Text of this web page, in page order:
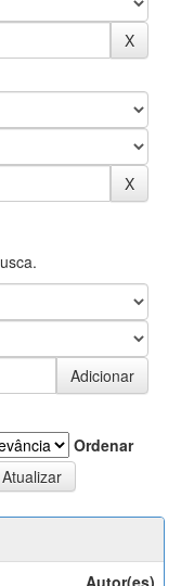
Ordenar
Autor(es)